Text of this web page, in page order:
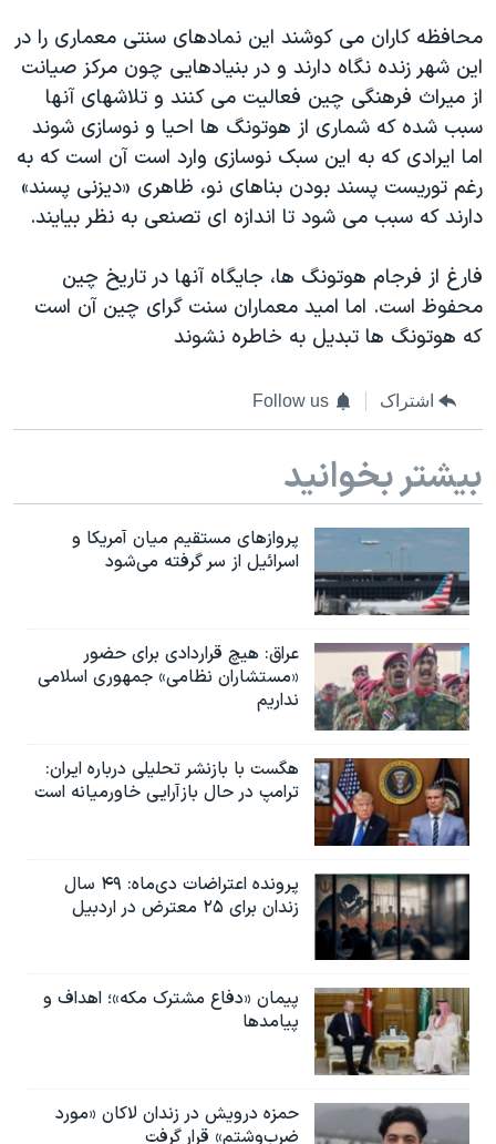
محافظه کاران می کوشند این نمادهای سنتی معماری را در
این شهر زنده نگاه دارند و در بنیادهایی چون مرکز صیانت
از میراث فرهنگی چین فعالیت می کنند و تلاشهای آنها
سبب شده که شماری از هوتونگ ها احیا و نوسازی شوند
اما ایرادی که به این سبک نوسازی وارد است آن است که به
رغم توریست پسند بودن بناهای نو، ظاهری «دیزنی پسند»
دارند که سبب می شود تا اندازه ای تصنعی به نظر بیایند‫.‬‬
فارغ از فرجام هوتونگ ها‫، ‬جایگاه آنها در تاریخ چین
محفوظ است‫.‬ اما امید معماران سنت گرای چین آن است
که هوتونگ ها تبدیل به خاطره نشوند
اشتراک Follow us
بیشتر بخوانید
پروازهای مستقیم میان آمریکا و
اسرائیل از سر گرفته می‌شود
عراق: هیچ قراردادی برای حضور
«مستشاران نظامی» جمهوری اسلامی
نداریم
هگست با بازنشر تحلیلی درباره ایران:
ترامپ در حال بازآرایی خاورمیانه است
پرونده اعتراضات دی‌ماه: ۴۹ سال
زندان برای ۲۵ معترض در اردبیل
پیمان «دفاع مشترک مکه»؛ اهداف و
پیامدها
حمزه درویش در زندان لاکان «مورد
ضرب‌وشتم» قرار گرفت